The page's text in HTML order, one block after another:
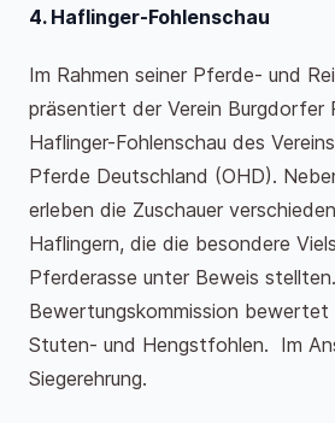
4. Haflinger-Fohlenschau
Im Rahmen seiner Pferde- und
präsentiert der Verein Burgdorfer
Haflinger-Fohlenschau des
Pferde Deutschland (OHD).
erleben die Zuschauer
Haflingern, die die besondere
Pferderasse unter Beweis
Bewertungskommission
Stuten- und Hengstfohlen. Im
Siegerehrung.